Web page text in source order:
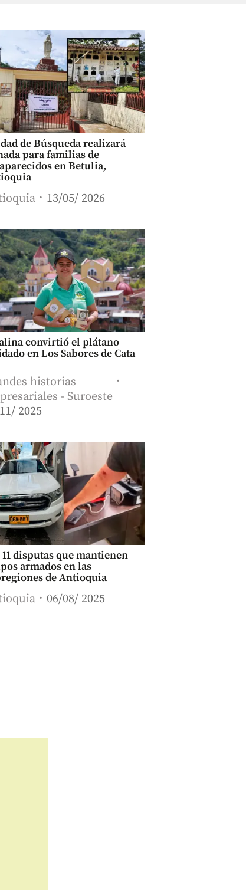
de Búsqueda realizará
para familias de
en Betulia,
13/05/ 2026
convirtió el plátano
en Los Sabores de Cata
historias
- Suroeste
2025
11 disputas que mantienen
armados en las
de Antioquia
06/08/ 2025